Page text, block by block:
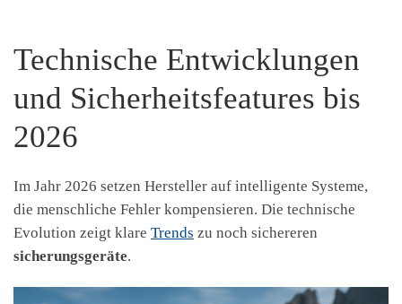
Technische Entwicklungen
und Sicherheitsfeatures bis
2026
Im Jahr 2026 setzen Hersteller auf intelligente Systeme,
die menschliche Fehler kompensieren. Die technische
Evolution zeigt klare Trends zu noch sichereren
sicherungsgeräte.